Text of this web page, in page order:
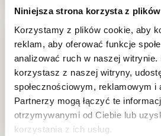
Niniejsza strona korzysta z
Korzystamy z plików cookie, aby
reklam, aby oferować funkcje
analizować ruch w naszej witrynie.
korzystasz z naszej witryny,
społecznościowym, reklamowym i
Partnerzy mogą łączyć te
otrzymywanymi od Ciebie lub
korzystania z ich usług.
Przeczytaj